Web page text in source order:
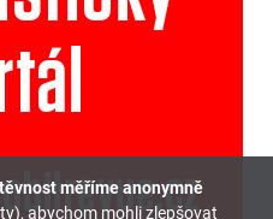
měříme anonymně
abychom mohli zlepšovat